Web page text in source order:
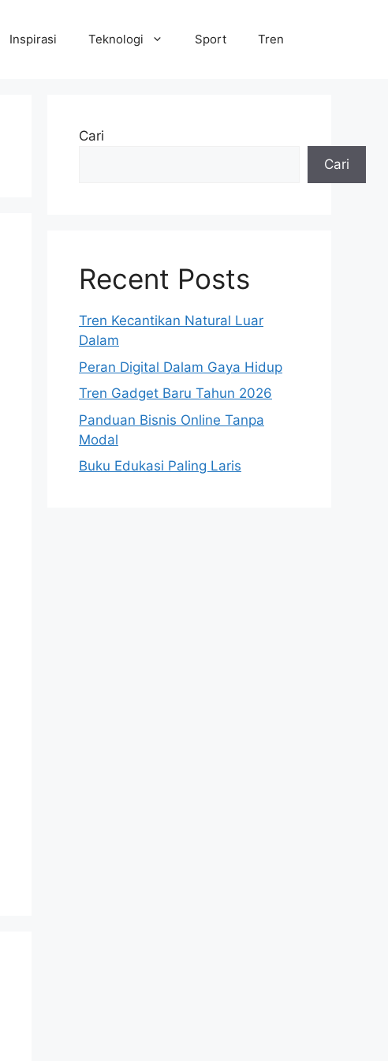
Inspirasi Teknologi Sport Tren
Cari
Cari
Recent Posts
Tren Kecantikan Natural Luar
Dalam
Peran Digital Dalam Gaya Hidup
Tren Gadget Baru Tahun 2026
Panduan Bisnis Online Tanpa
Modal
Buku Edukasi Paling Laris